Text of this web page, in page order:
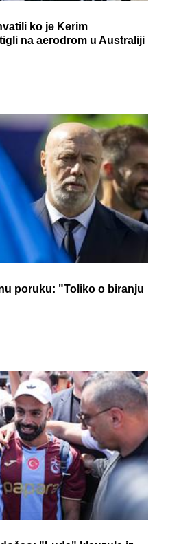
ko je Kerim
na aerodrom u Australiji
poruku: "Toliko o biranju